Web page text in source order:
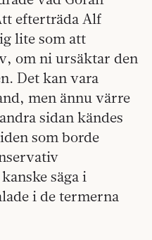
efterträda Alf
lite som att
om ni ursäktar den
Det kan vara
men ännu värre
sidan kändes
som borde
säga i
i de termerna